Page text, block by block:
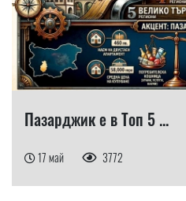
Пазарджик е в Топ 5 ...
17 май 3772